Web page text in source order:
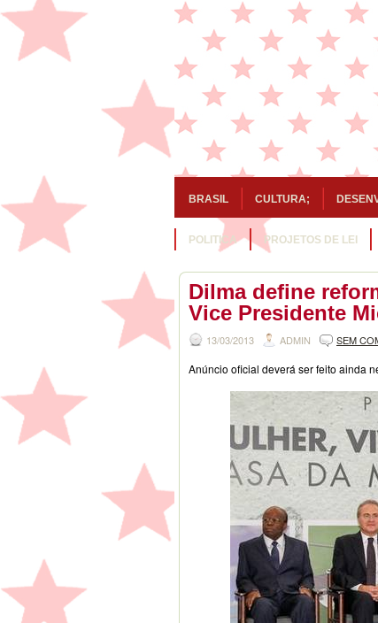
BRASIL CULTURA;
POLITICA PROJETOS DE LEI
Dilma define
Vice Presidente
13/03/2013 ADMIN SEM
Anúncio oficial deverá ser feito ainda